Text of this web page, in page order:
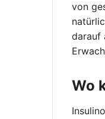
von
darauf
Wo